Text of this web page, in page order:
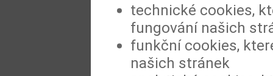
technické cookies,
fungování našich
funkční cookies,
našich stránek